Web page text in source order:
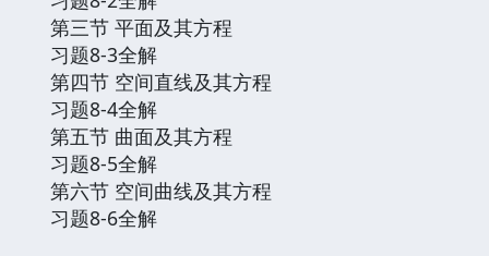
第三节 平面及其方程
习题8-3全解
第四节 空间直线及其方程
习题8-4全解
第五节 曲面及其方程
习题8-5全解
第六节 空间曲线及其方程
习题8-6全解